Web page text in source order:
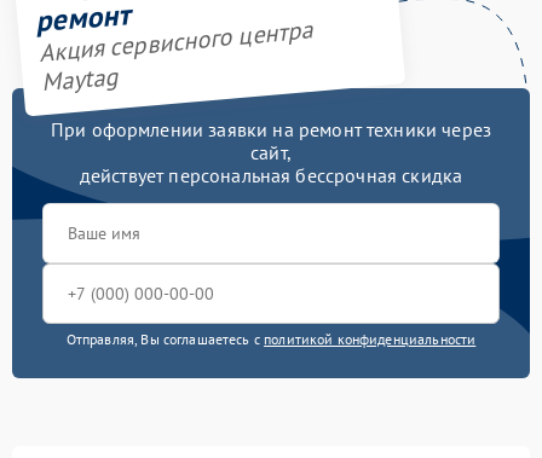
ремонт
Акция сервисного центра
Maytag
При оформлении заявки на ремонт техники через
сайт,
действует персональная бессрочная скидка
Отправляя, Вы соглашаетесь с политикой конфиденциальности